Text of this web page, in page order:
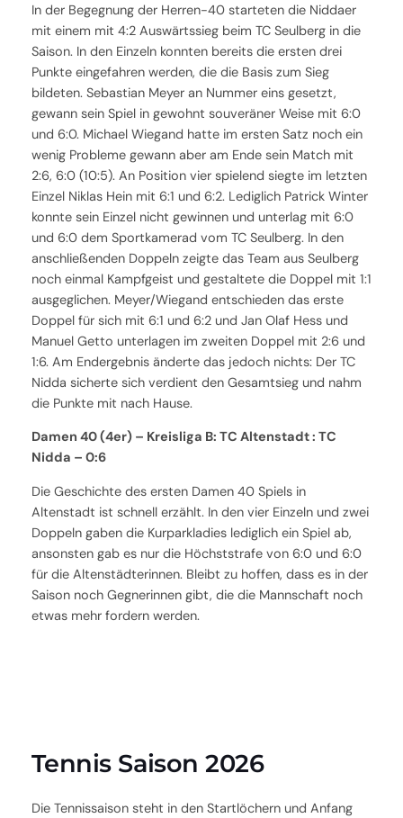
In der Begegnung der Herren-40 starteten die Niddaer
mit einem mit 4:2 Auswärtssieg beim TC Seulberg in die
Saison. In den Einzeln konnten bereits die ersten drei
Punkte eingefahren werden, die die Basis zum Sieg
bildeten. Sebastian Meyer an Nummer eins gesetzt,
gewann sein Spiel in gewohnt souveräner Weise mit 6:0
und 6:0. Michael Wiegand hatte im ersten Satz noch ein
wenig Probleme gewann aber am Ende sein Match mit
2:6, 6:0 (10:5). An Position vier spielend siegte im letzten
Einzel Niklas Hein mit 6:1 und 6:2. Lediglich Patrick Winter
konnte sein Einzel nicht gewinnen und unterlag mit 6:0
und 6:0 dem Sportkamerad vom TC Seulberg. In den
anschließenden Doppeln zeigte das Team aus Seulberg
noch einmal Kampfgeist und gestaltete die Doppel mit 1:1
ausgeglichen. Meyer/Wiegand entschieden das erste
Doppel für sich mit 6:1 und 6:2 und Jan Olaf Hess und
Manuel Getto unterlagen im zweiten Doppel mit 2:6 und
1:6. Am Endergebnis änderte das jedoch nichts: Der TC
Nidda sicherte sich verdient den Gesamtsieg und nahm
die Punkte mit nach Hause.
Damen 40 (4er) – Kreisliga B: TC Altenstadt : TC
Nidda – 0:6
Die Geschichte des ersten Damen 40 Spiels in
Altenstadt ist schnell erzählt. In den vier Einzeln und zwei
Doppeln gaben die Kurparkladies lediglich ein Spiel ab,
ansonsten gab es nur die Höchststrafe von 6:0 und 6:0
für die Altenstädterinnen. Bleibt zu hoffen, dass es in der
Saison noch Gegnerinnen gibt, die die Mannschaft noch
etwas mehr fordern werden.
Tennis Saison 2026
Die Tennissaison steht in den Startlöchern und Anfang